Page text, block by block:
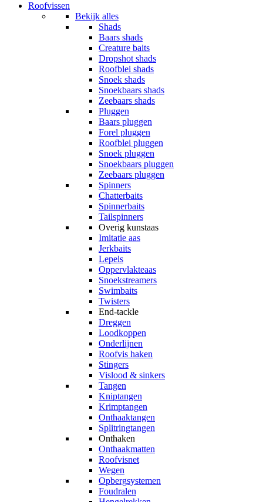
Roofvissen
Bekijk alles
Shads
Baars shads
Creature baits
Dropshot shads
Roofblei shads
Snoek shads
Snoekbaars shads
Zeebaars shads
Pluggen
Baars pluggen
Forel pluggen
Roofblei pluggen
Snoek pluggen
Snoekbaars pluggen
Zeebaars pluggen
Spinners
Chatterbaits
Spinnerbaits
Tailspinners
Overig kunstaas
Imitatie aas
Jerkbaits
Lepels
Oppervlakteaas
Snoekstreamers
Swimbaits
Twisters
End-tackle
Dreggen
Loodkoppen
Onderlijnen
Roofvis haken
Stingers
Vislood & sinkers
Tangen
Kniptangen
Krimptangen
Onthaaktangen
Splitringtangen
Onthaken
Onthaakmatten
Roofvisnet
Wegen
Opbergsystemen
Foudralen